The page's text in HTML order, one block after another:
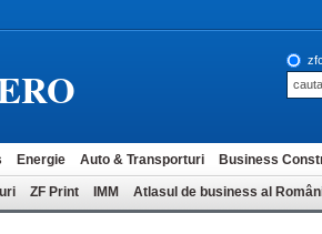
Energie Auto & Transporturi Business
ZF Print IMM Atlasul de business al